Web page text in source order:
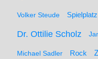
Volker Steude Spielplatz
Dr. Ottilie Scholz
Michael Sadler Rock